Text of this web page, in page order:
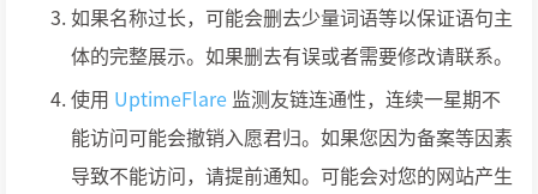
如果名称过长，可能会删去少量词语等以保证语句主
体的完整展示。如果删去有误或者需要修改请联系。
使用 UptimeFlare 监测友链连通性，连续一星期不
能访问可能会撤销入愿君归。如果您因为备案等因素
导致不能访问，请提前通知。可能会对您的网站产生